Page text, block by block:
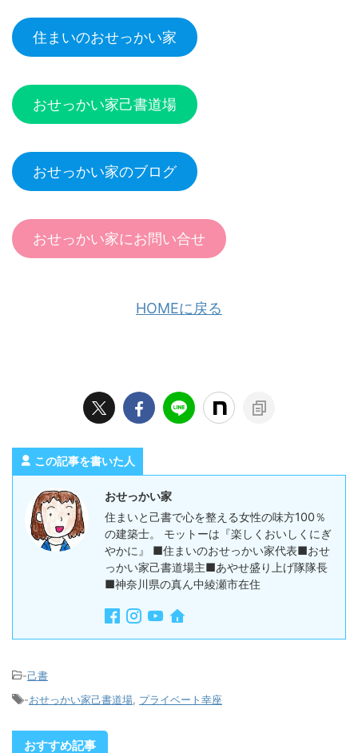
住まいのおせっかい家
おせっかい家己書道場
おせっかい家のブログ
おせっかい家にお問い合せ
HOMEに戻る
この記事を書いた人
おせっかい家
住まいと己書で心を整える女性の味方100％
の建築士。 モットーは『楽しくおいしくにぎ
やかに』 ■住まいのおせっかい家代表■おせ
っかい家己書道場主■あやせ盛り上げ隊隊長
■神奈川県の真ん中綾瀬市在住
-己書
-おせっかい家己書道場 プライベート幸座
おすすめ記事